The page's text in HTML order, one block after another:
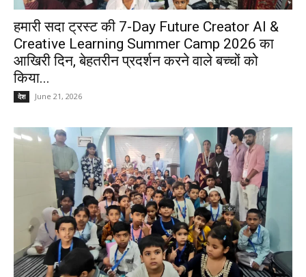
हमारी सदा ट्रस्ट की 7-Day Future Creator AI &
Creative Learning Summer Camp 2026 का
आखिरी दिन, बेहतरीन प्रदर्शन करने वाले बच्चों को
किया...
देश June 21, 2026